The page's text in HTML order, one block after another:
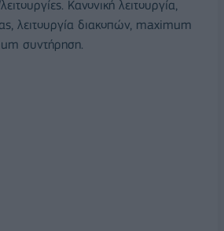
Κανονική λειτουργία,
λειτουργία διακοπών, maximum
συντήρηση.